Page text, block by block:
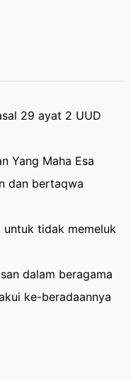
29 ayat 2 UUD
Yang Maha Esa
dan bertaqwa
untuk tidak memeluk
dalam beragama
ke-beradaannya